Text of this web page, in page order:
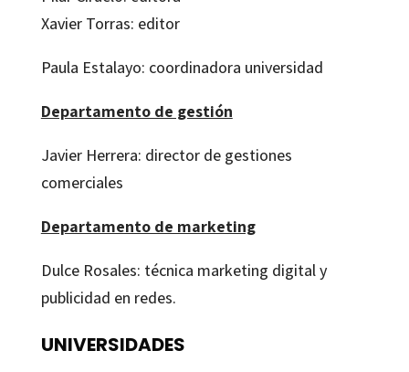
Xavier Torras: editor
Paula Estalayo: coordinadora universidad
Departamento de gestión
Javier Herrera: director de gestiones
comerciales
Departamento de marketing
Dulce Rosales: técnica marketing digital y
publicidad en redes.
UNIVERSIDADES